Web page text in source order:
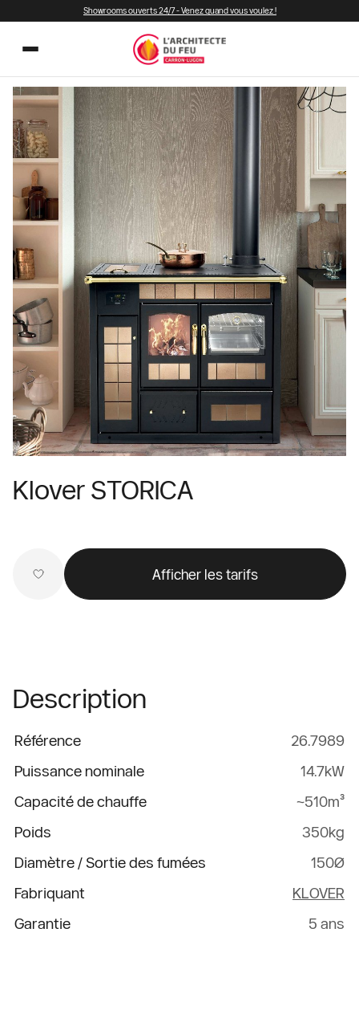
Showrooms ouverts 24/7 - Venez quand vous voulez !
Klover STORICA
Afficher les tarifs
Description
Référence
26.7989
Puissance nominale
14.7kW
Capacité de chauffe
~510m³
Poids
350kg
Diamètre / Sortie des fumées
150Ø
Fabriquant
KLOVER
Garantie
5 ans